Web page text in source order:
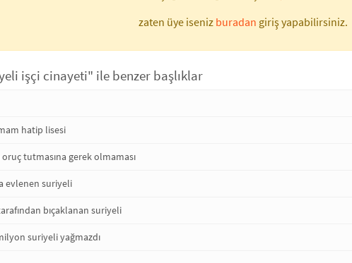
zaten üye iseniz buradan giriş yapabilirsiniz.
işçi cinayeti" ile benzer başlıklar
hatip lisesi
tutmasına gerek olmaması
evlenen suriyeli
bıçaklanan suriyeli
suriyeli yağmazdı